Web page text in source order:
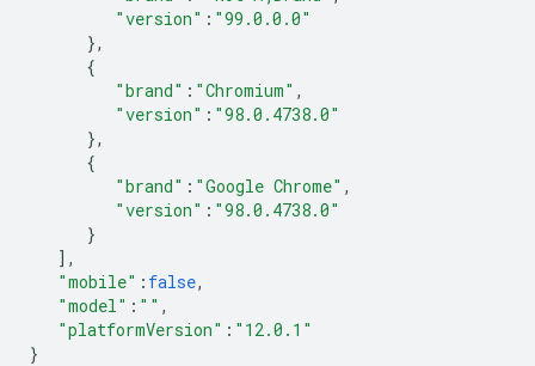
"version" : "99.0.0.0"
},
{
"brand" : "Chromium" ,
"version" : "98.0.4738.0"
},
{
"brand" : "Google Chrome" ,
"version" : "98.0.4738.0"
}
],
"mobile" : false,
"model" : "" ,
"platformVersion" : "12.0.1"
}